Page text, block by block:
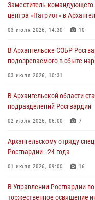
Заместитель
центра «Патриот» в
03 июля 2026, 14:30 10
В Архангельске СОБР
подозреваемого в сбыте
03 июля 2026, 10:31
В Архангельской области
подразделений Росгвардии
02 июля 2026, 06:00 7
Архангельскому отряду
Росгвардии - 24 года
01 июля 2026, 09:00 16
В Управлении Росгвардии
торжественное освящение